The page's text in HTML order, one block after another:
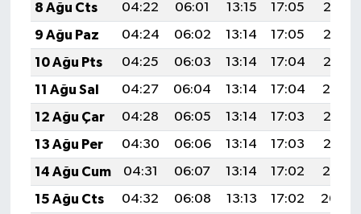
8 Ağu Cts 04:22 06:01 13:15 17:05
20:18
9 Ağu Paz
04:24 06:02 13:14 17:05
20:17
10 Ağu Pts
04:25 06:03 13:14 17:04
20:16
11 Ağu Sal
04:27 06:04 13:14 17:04
20:14
12 Ağu Çar
04:28 06:05 13:14 17:03
20:13
13 Ağu Per
04:30 06:06 13:14 17:03
20:12
14 Ağu Cum
04:31 06:07 13:14 17:02
20:10
15 Ağu Cts
04:32 06:08 13:13 17:02
20:09